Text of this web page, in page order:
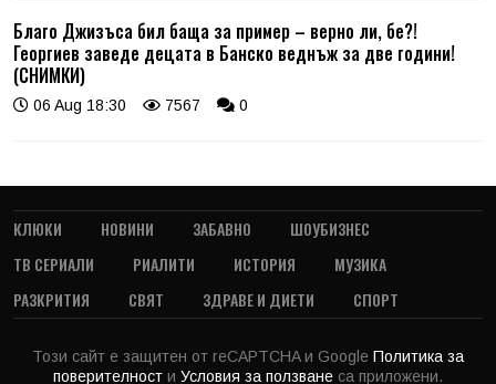
Благо Джизъса бил баща за пример – верно ли, бе?!
Георгиев заведе децата в Банско веднъж за две години!
(СНИМКИ)
06 Aug 18:30 7567 0
КЛЮКИ НОВИНИ ЗАБАВНО
ШОУБИЗНЕС
ТВ СЕРИАЛИ
РИАЛИТИ ИСТОРИЯ
МУЗИКА
РАЗКРИТИЯ
СВЯТ ЗДРАВЕ И ДИЕТИ СПОРТ
Този сайт е защитен от reCAPTCHA и Google Политика за
поверителност и Условия за ползване са приложени.